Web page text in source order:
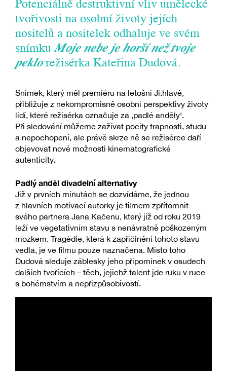
Potenciálně destruktivní vliv umělecké
tvořivosti na osobní životy jejích
nositelů a nositelek odhaluje ve svém
snímkuMoje nebe je horší než tvoje
peklorežisérka Kateřina Dudová.
Snímek, který měl premiéru na letošní Ji.hlavě,
přibližuje z nekompromisně osobní perspektivy životy
lidí, které režisérka označuje za ‚padlé anděly‘.
Při sledování můžeme zažívat pocity trapnosti, studu
a nepochopení, ale právě skrze ně se režisérce daří
objevovat nové možnosti kinematografické
autenticity.
Padlý anděl divadelní alternativy
Již v prvních minutách se dozvídáme, že jednou
z hlavních motivací autorky je filmem zpřítomnit
svého partnera Jana Kačenu, který již od roku 2019
leží ve vegetativním stavu s nenávratně poškozeným
mozkem. Tragédie, která k zapříčinění tohoto stavu
vedla, je ve filmu pouze naznačena. Místo toho
Dudová sleduje záblesky jeho připomínek v osudech
dalších tvořících –⁠ těch, jejichž talent jde ruku v ruce
s bohémstvím a nepřizpůsobivostí.